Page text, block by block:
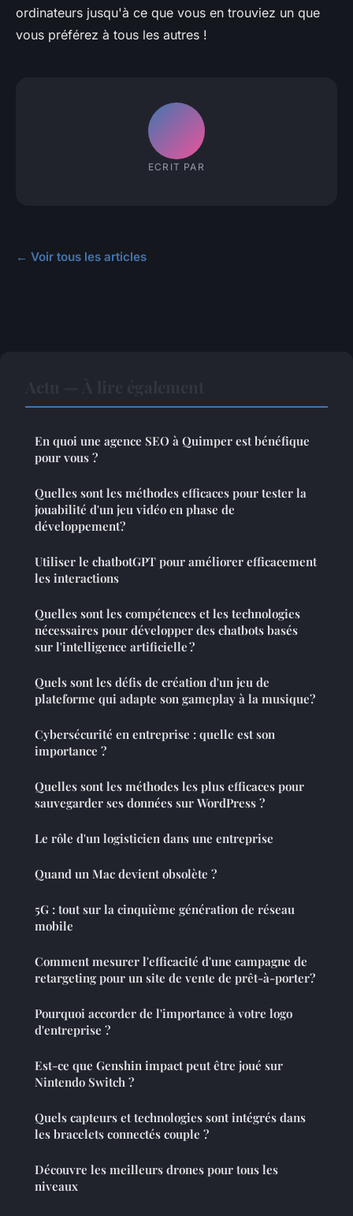
ordinateurs jusqu'à ce que vous en trouviez un que
vous préférez à tous les autres !
ECRIT PAR
← Voir tous les articles
En quoi une agence SEO à Quimper est bénéfique
pour vous ?
Quelles sont les méthodes efficaces pour tester la
jouabilité d'un jeu vidéo en phase de
développement?
Utiliser le chatbotGPT pour améliorer efficacement
les interactions
Quelles sont les compétences et les technologies
nécessaires pour développer des chatbots basés
sur l'intelligence artificielle ?
Quels sont les défis de création d'un jeu de
plateforme qui adapte son gameplay à la musique?
Cybersécurité en entreprise : quelle est son
importance ?
Quelles sont les méthodes les plus efficaces pour
sauvegarder ses données sur WordPress ?
Le rôle d'un logisticien dans une entreprise
Quand un Mac devient obsolète ?
5G : tout sur la cinquième génération de réseau
mobile
Comment mesurer l'efficacité d'une campagne de
retargeting pour un site de vente de prêt-à-porter?
Pourquoi accorder de l'importance à votre logo
d'entreprise ?
Est-ce que Genshin impact peut être joué sur
Nintendo Switch ?
Quels capteurs et technologies sont intégrés dans
les bracelets connectés couple ?
Découvre les meilleurs drones pour tous les
niveaux